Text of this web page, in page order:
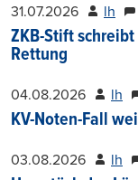
31.07.2026 lh
ZKB-Stift
Rettung
04.08.2026 lh
KV-Noten-Fall
03.08.2026 lh